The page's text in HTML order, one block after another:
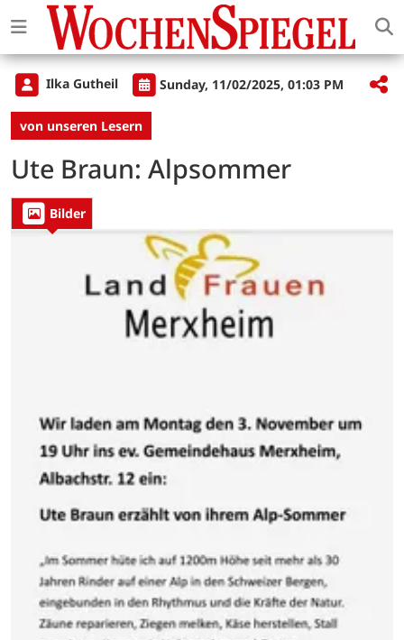
Ilka Gutheil Sunday, 11/02/2025, 01:03 PM
von unseren Lesern
Ute Braun: Alpsommer
Bilder